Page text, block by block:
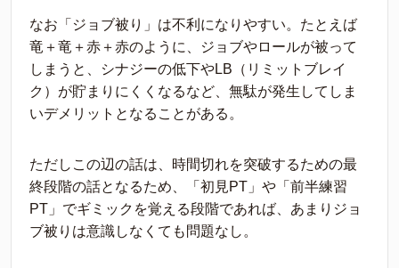
なお「ジョブ被り」は不利になりやすい。たとえば
竜＋竜＋赤＋赤のように、ジョブやロールが被って
しまうと、シナジーの低下やLB（リミットブレイ
ク）が貯まりにくくなるなど、無駄が発生してしま
いデメリットとなることがある。
ただしこの辺の話は、時間切れを突破するための最
終段階の話となるため、「初見PT」や「前半練習
PT」でギミックを覚える段階であれば、あまりジョ
ブ被りは意識しなくても問題なし。